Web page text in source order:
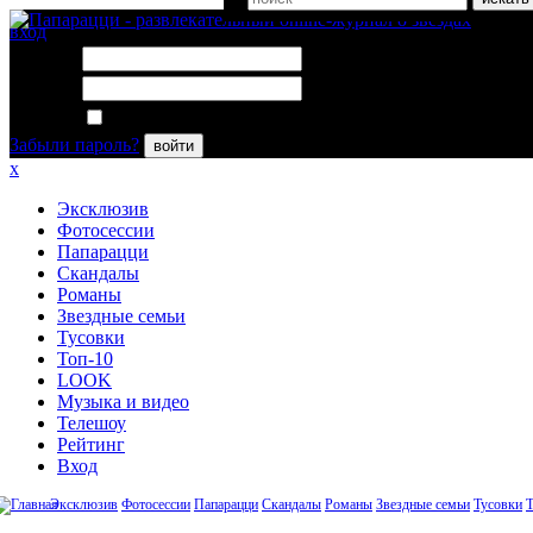
вход
Забыли пароль?
войти
x
Эксклюзив
Фотосессии
Папарацци
Скандалы
Романы
Звездные семьи
Тусовки
Топ-10
LOOK
Музыка и видео
Телешоу
Рейтинг
Вход
Эксклюзив Фотосессии Папарацци Скандалы Романы Звездные семьи Тусовки